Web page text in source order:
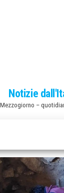
Notizie
–